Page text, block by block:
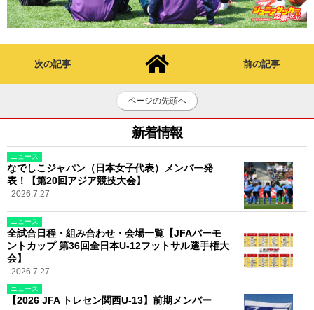
次の記事 前の記事
ページの先頭へ
新着情報
ニュース
なでしこジャパン（日本女子代表）メンバー発
表！【第20回アジア競技大会】
2026.7.27
ニュース
全試合日程・組み合わせ・会場一覧【JFAバーモ
ントカップ 第36回全日本U-12フットサル選手権大
会】
2026.7.27
ニュース
【2026 JFA トレセン関西U-13】前期メンバー